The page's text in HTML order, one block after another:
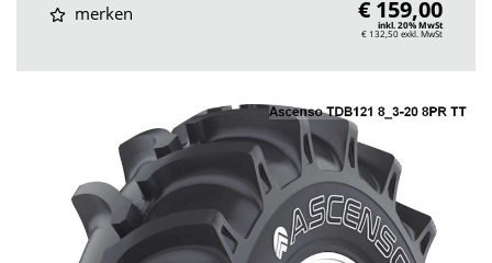
merken € 159,00
inkl. 20% MwSt
€ 132,50exkl. MwSt